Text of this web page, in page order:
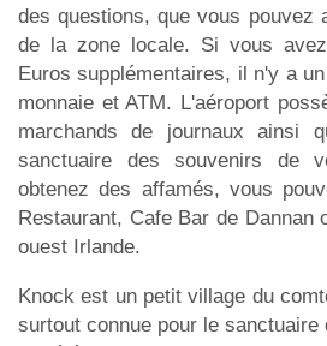
des questions, que vous pouvez
de la zone locale. Si vous
Euros supplémentaires, il n'y a
monnaie et ATM. L'aéroport
marchands de journaux ainsi
sanctuaire des souvenirs de
obtenez des affamés, vous
Restaurant, Cafe Bar de Dannan
ouest Irlande.
Knock est un petit village du
surtout connue pour le sanctuaire